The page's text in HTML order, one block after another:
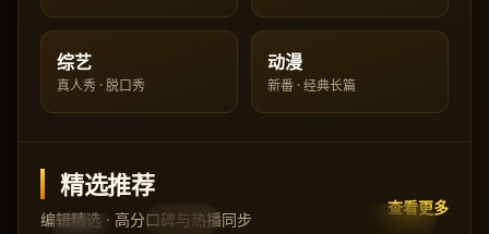
综艺
真人秀 · 脱口秀
动漫
新番 · 经典长篇
精选推荐
编辑精选 · 高分口碑与热播同步
查看更多
中国大陆 47:10 42:02